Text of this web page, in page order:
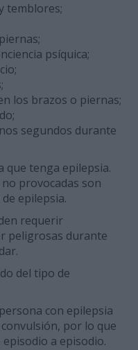
temblores;
psíquica;
los brazos o piernas;
segundos durante
que tenga epilepsia.
provocadas son
epilepsia.
requerir
peligrosas durante
del tipo de
con epilepsia
por lo que
a episodio.